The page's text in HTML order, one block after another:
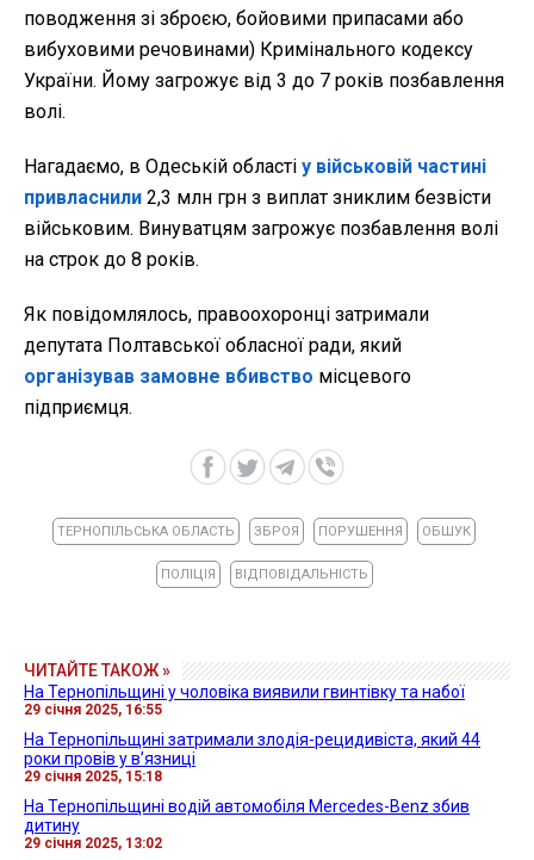
поводження зі зброєю, бойовими припасами або
вибуховими речовинами) Кримінального кодексу
України. Йому загрожує від 3 до 7 років позбавлення
волі.
Нагадаємо, в Одеській області у військовій частині
привласнили 2,3 млн грн з виплат зниклим безвісти
військовим. Винуватцям загрожує позбавлення волі
на строк до 8 років.
Як повідомлялось, правоохоронці затримали
депутата Полтавської обласної ради, який
організував замовне вбивство місцевого
підприємця.
ТЕРНОПІЛЬСЬКА ОБЛАСТЬ ЗБРОЯ ПОРУШЕННЯ ОБШУК
ПОЛІЦІЯ ВІДПОВІДАЛЬНІСТЬ
ЧИТАЙТЕ ТАКОЖ »
На Тернопільщині у чоловіка виявили гвинтівку та набої
29 січня 2025, 16:55
На Тернопільщині затримали злодія-рецидивіста, який 44
роки провів у в’язниці
29 січня 2025, 15:18
На Тернопільщині водій автомобіля Mercedes-Benz збив
дитину
29 січня 2025, 13:02